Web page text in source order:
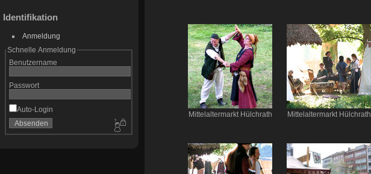
Identifikation
Anmeldung
Schnelle Anmeldung
Benutzername
Passwort
Auto-Login
Mittelaltermarkt Hülchrath Mittelaltermarkt Hülchrath